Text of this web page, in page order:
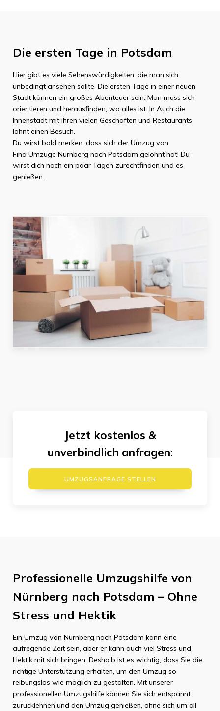
Die ersten Tage in Potsdam
Hier gibt es viele Sehenswürdigkeiten, die man sich
unbedingt ansehen sollte. Die ersten Tage in einer neuen
Stadt können ein großes Abenteuer sein. Man muss sich
orientieren und herausfinden, wo alles ist. In Auch die
Innenstadt mit ihren vielen Geschäften und Restaurants
lohnt einen Besuch.
Du wirst bald merken, dass sich der Umzug von
Fina Umzüge Nürnberg nach Potsdam gelohnt hat! Du
wirst dich nach ein paar Tagen zurechtfinden und es
genießen.
Jetzt kostenlos &
unverbindlich anfragen:
UMZUGSANFRAGE STELLEN
Professionelle Umzugshilfe von
Nürnberg nach Potsdam – Ohne
Stress und Hektik
Ein Umzug von Nürnberg nach Potsdam kann eine
aufregende Zeit sein, aber er kann auch viel Stress und
Hektik mit sich bringen. Deshalb ist es wichtig, dass Sie die
richtige Unterstützung erhalten, um den Umzug so
reibungslos wie möglich zu gestalten. Mit unserer
professionellen Umzugshilfe können Sie sich entspannt
zurücklehnen und den Umzug genießen, ohne sich um all